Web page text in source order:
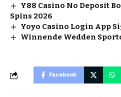
Y88 Casino No Deposit
Spins 2026
Yoyo Casino Login App
Winnende Wedden
Facebook